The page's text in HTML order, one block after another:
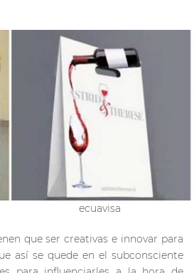
ecuavisa
que ser creativas e innovar para
así se quede en el subconsciente